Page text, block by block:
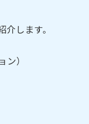
します。
）